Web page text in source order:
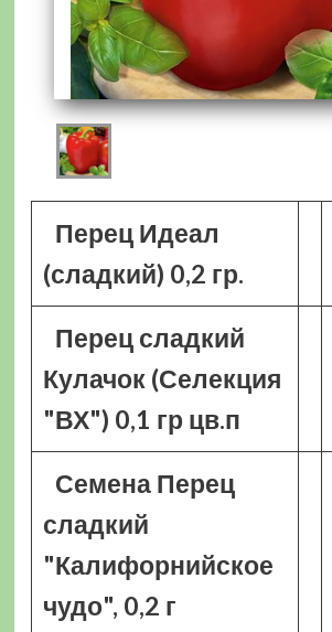
Перец Идеал
(сладкий) 0,2 гр.
Перец сладкий
Кулачок (Селекция
"ВХ") 0,1 гр цв.п
Семена Перец
сладкий
"Калифорнийское
чудо", 0,2 г